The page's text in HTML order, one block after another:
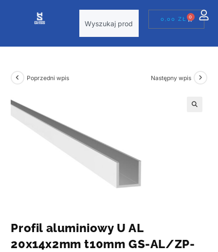
0,00ZŁ 0
Poprzedni wpis Następny wpis
Profil aluminiowy U AL
20x14x2mm t10mm GS-AL/ZP-